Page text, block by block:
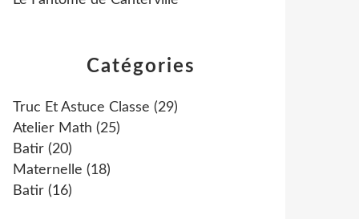
Catégories
Truc Et Astuce Classe (29)
Atelier Math (25)
Batir (20)
Maternelle (18)
Batir (16)